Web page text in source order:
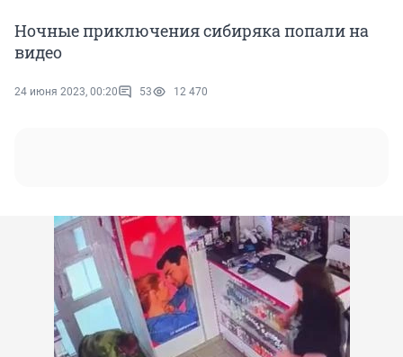
Ночные приключения сибиряка попали на
видео
24 июня 2023, 00:20 53 12 470